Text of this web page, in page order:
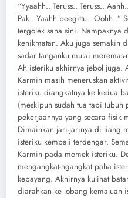
“Yyaahh.. Teruss.. Teruss..
Pak.. Yaahh beegittu.. Oohh..”
tergolek sana sini. Nampaknya
kenikmatan. Aku juga semakin
sadar tanganku mulai
Ah isteriku akhirnya jebol juga.
Karmin masih meneruskan
isteriku diangkatnya ke kedua
(meskipun sudah tua tapi
pekerjaannya yang secara fisik
Dimainkan jari-jarinya di liang
isteriku kembali terdengar.
Karmin pada memek isteriku.
mengangkat-ngangkat paha
kepayang. Akhirnya kulihat
diarahkan ke lobang kemaluan